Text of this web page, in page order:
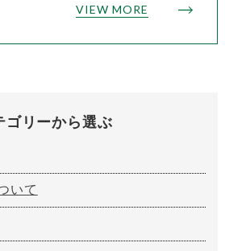
VIEW MORE
ゴリーから選ぶ
いて